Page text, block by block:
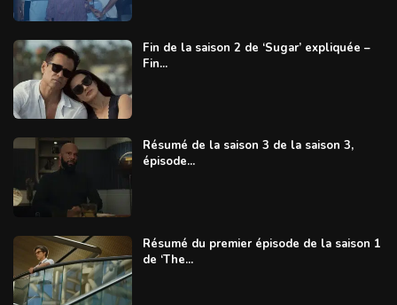
Fin de la saison 2 de ‘Sugar’ expliquée –
Fin...
Résumé de la saison 3 de la saison 3,
épisode...
Résumé du premier épisode de la saison 1
de ‘The...